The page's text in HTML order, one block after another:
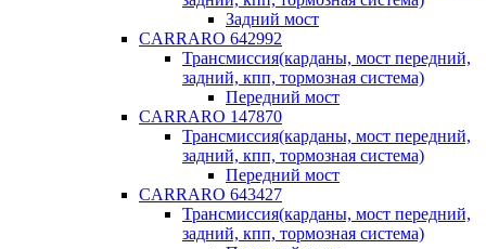
Задний мост
CARRARO 642992
Трансмиссия(карданы, мост передний,
задний, кпп, тормозная система)
Передний мост
CARRARO 147870
Трансмиссия(карданы, мост передний,
задний, кпп, тормозная система)
Передний мост
CARRARO 643427
Трансмиссия(карданы, мост передний,
задний, кпп, тормозная система)